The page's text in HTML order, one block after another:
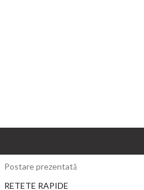
Postare prezentată
RETETE RAPIDE